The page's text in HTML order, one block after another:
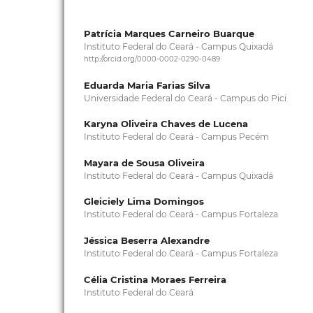
Patrícia Marques Carneiro Buarque
Instituto Federal do Ceará - Campus Quixadá
http://orcid.org/0000-0002-0290-0489
Eduarda Maria Farias Silva
Universidade Federal do Ceará - Campus do Pici
Karyna Oliveira Chaves de Lucena
Instituto Federal do Ceará - Campus Pecém
Mayara de Sousa Oliveira
Instituto Federal do Ceará - Campus Quixadá
Gleiciely Lima Domingos
Instituto Federal do Ceará - Campus Fortaleza
Jéssica Beserra Alexandre
Instituto Federal do Ceará - Campus Fortaleza
Célia Cristina Moraes Ferreira
Instituto Federal do Ceará